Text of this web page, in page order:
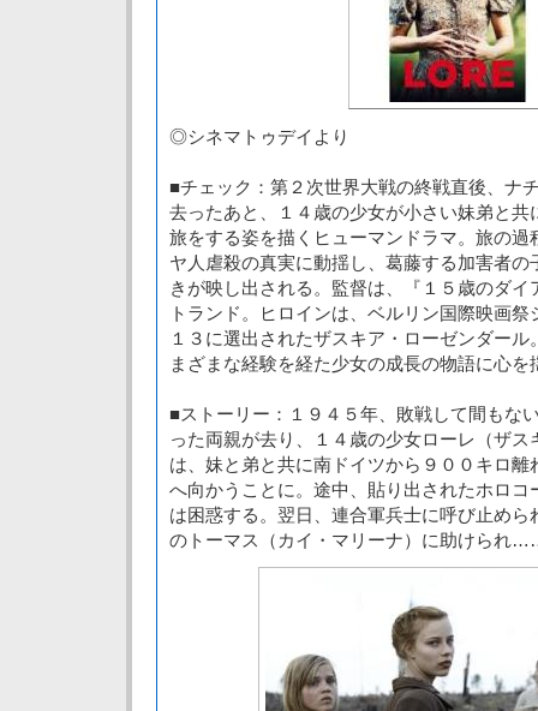
◎シネマトゥデイより
■チェック：第２次世界大戦の終戦直後、ナ
去ったあと、１４歳の少女が小さい妹弟と共
旅をする姿を描くヒューマンドラマ。旅の過
ヤ人虐殺の真実に動揺し、葛藤する加害者
きが映し出される。監督は、『１５歳のダ
トランド。ヒロインは、ベルリン国際映画
１３に選出されたザスキア・ローゼンダー
まざまな経験を経た少女の成長の物語に心を
■ストーリー：１９４５年、敗戦して間もな
った両親が去り、１４歳の少女ローレ（ザ
は、妹と弟と共に南ドイツから９００キロ
へ向かうことに。途中、貼り出されたホロコ
は困惑する。翌日、連合軍兵士に呼び止め
のトーマス（カイ・マリーナ）に助けられ